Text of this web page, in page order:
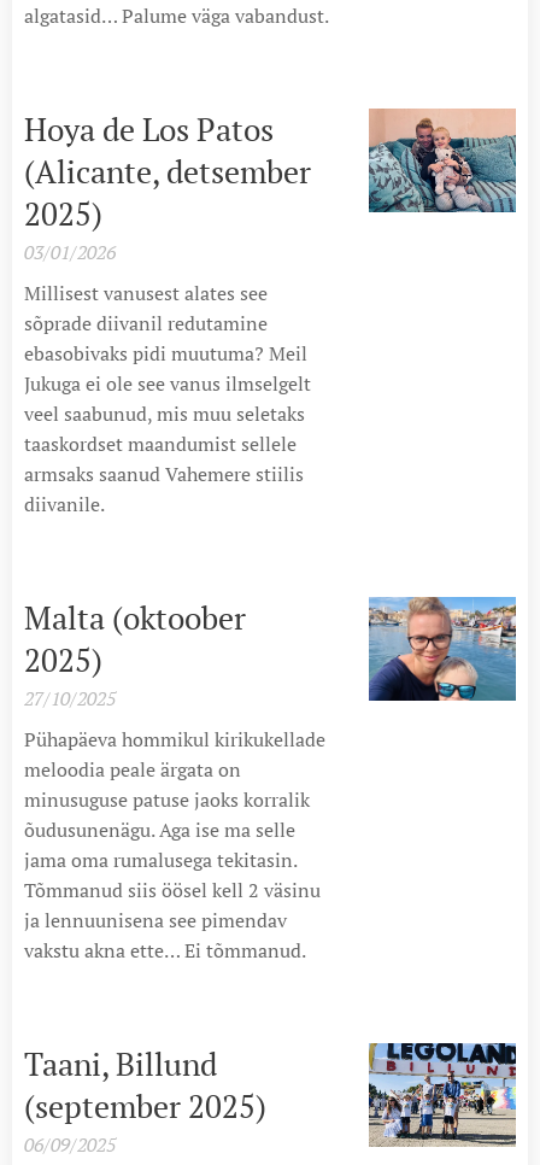
algatasid… Palume väga vabandust.
Hoya de Los Patos
(Alicante, detsember
2025)
03/01/2026
Millisest vanusest alates see
sõprade diivanil redutamine
ebasobivaks pidi muutuma? Meil
Jukuga ei ole see vanus ilmselgelt
veel saabunud, mis muu seletaks
taaskordset maandumist sellele
armsaks saanud Vahemere stiilis
diivanile.
Malta (oktoober
2025)
27/10/2025
Pühapäeva hommikul kirikukellade
meloodia peale ärgata on
minusuguse patuse jaoks korralik
õudusunenägu. Aga ise ma selle
jama oma rumalusega tekitasin.
Tõmmanud siis öösel kell 2 väsinu
ja lennuunisena see pimendav
vakstu akna ette… Ei tõmmanud.
Taani, Billund
(september 2025)
06/09/2025